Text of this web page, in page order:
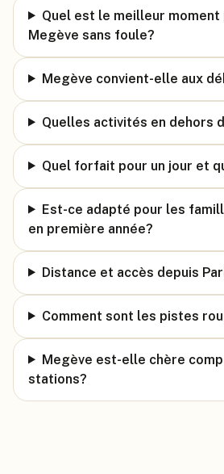
Quel est le meilleur moment
Megève sans foule?
Megève convient-elle aux
Quelles activités en dehors
Quel forfait pour un jour et
Est-ce adapté pour les
en première année?
Distance et accès depuis
Comment sont les pistes
Megève est-elle chère
stations?